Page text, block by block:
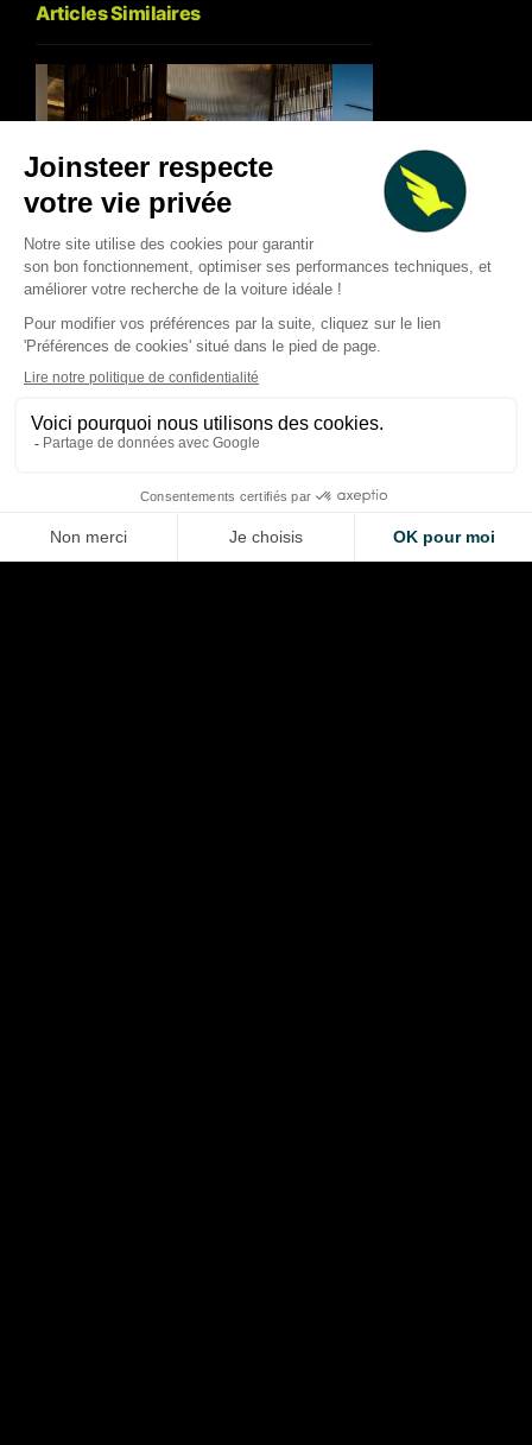
LA VOITURE DE VOS RÊVES
Articles Similaires
British Airways change les
règles : le statut fidélité
devient une affaire d’argent
(et ça va faire mal)
Apr 3, 2026
🚁 TCab Tech E20 :
Jan 11, 2026